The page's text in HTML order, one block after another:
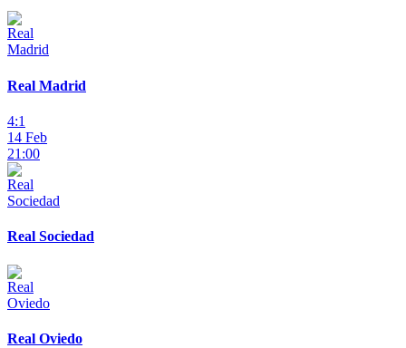
Real Madrid
4:1
14 Feb
21:00
Real Sociedad
Real Oviedo